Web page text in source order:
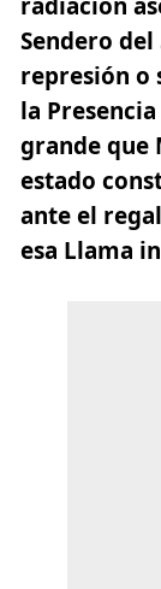
Sendero
represión o
la
grande que
estado
ante el
esa Llama